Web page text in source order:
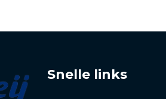
Snelle links